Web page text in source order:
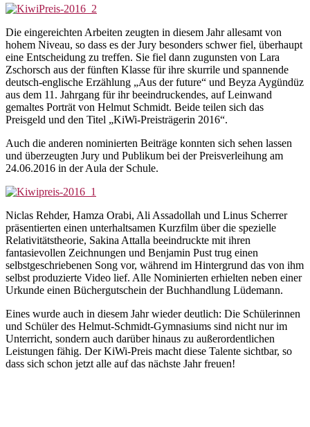
Die eingereichten Arbeiten zeugten in diesem Jahr allesamt von
hohem Niveau, so dass es der Jury besonders schwer fiel, überhaupt
eine Entscheidung zu treffen. Sie fiel dann zugunsten von Lara
Zschorsch aus der fünften Klasse für ihre skurrile und spannende
deutsch-englische Erzählung „Aus der future“ und Beyza Aygündüz
aus dem 11. Jahrgang für ihr beeindruckendes, auf Leinwand
gemaltes Porträt von Helmut Schmidt. Beide teilen sich das
Preisgeld und den Titel „KiWi-Preisträgerin 2016“.
Auch die anderen nominierten Beiträge konnten sich sehen lassen
und überzeugten Jury und Publikum bei der Preisverleihung am
24.06.2016 in der Aula der Schule.
Niclas Rehder, Hamza Orabi, Ali Assadollah und Linus Scherrer
präsentierten einen unterhaltsamen Kurzfilm über die spezielle
Relativitätstheorie, Sakina Attalla beeindruckte mit ihren
fantasievollen Zeichnungen und Benjamin Pust trug einen
selbstgeschriebenen Song vor, während im Hintergrund das von ihm
selbst produzierte Video lief. Alle Nominierten erhielten neben einer
Urkunde einen Büchergutschein der Buchhandlung Lüdemann.
Eines wurde auch in diesem Jahr wieder deutlich: Die Schülerinnen
und Schüler des Helmut-Schmidt-Gymnasiums sind nicht nur im
Unterricht, sondern auch darüber hinaus zu außerordentlichen
Leistungen fähig. Der KiWi-Preis macht diese Talente sichtbar, so
dass sich schon jetzt alle auf das nächste Jahr freuen!